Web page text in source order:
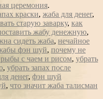
церемония.
краски, жаба для денег,
старую заварку, как
жабу денежную,
сидеть жаба, нечайное
фэн шуй, почему не
рыбы с чаем и рисом, убрать
, убрать запах после
денег, фэн шуй
, что значит жаба талисман